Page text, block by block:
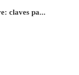
claves pa...